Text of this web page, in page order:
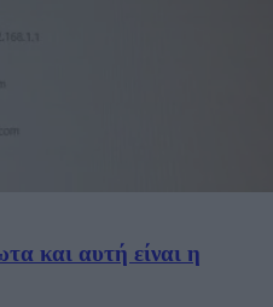
και αυτή είναι η